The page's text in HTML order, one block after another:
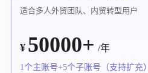
适合多人外贸团队、内贸转型用户
¥ 50000+ /年
1个主账号+5个子账号（支持扩充）